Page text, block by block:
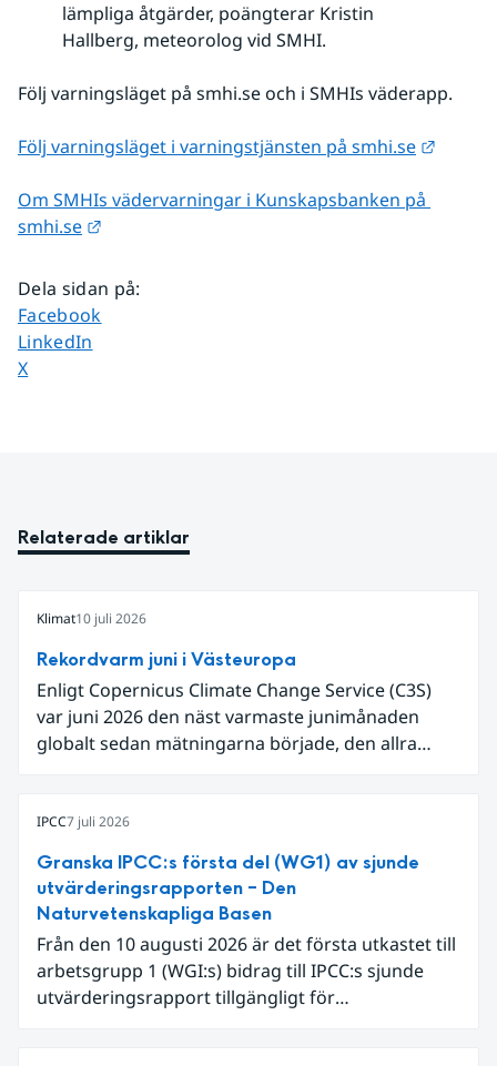
lämpliga åtgärder, poängterar Kristin
Hallberg, meteorolog vid SMHI.
Följ varningsläget på smhi.se och i SMHIs väderapp.
Följ varningsläget i varningstjänsten på smhi.se
Om SMHIs vädervarningar i Kunskapsbanken på
smhi.se
Dela sidan på:
Dela sidan på
Facebook
Dela sidan på
LinkedIn
Dela sidan på
X
Relaterade artiklar
Klimat10 juli 2026
Rekordvarm juni i Västeuropa
Enligt Copernicus Climate Change Service (C3S)
var juni 2026 den näst varmaste junimånaden
globalt sedan mätningarna började, den allra
begränsar oss till Västeuropa var det den allra
varmaste juni. Detta betingades till stor del av en
extrem hetta i slutet av månaden. Världshavens
ytvattentemperaturer var den högsta som
uppmätts för en juni månad, vilket ligger i fas med
en framväxande El Niño i Stilla havet.
IPCC7 juli 2026
Granska IPCC:s första del (WG1) av sjunde
utvärderingsrapporten – Den
Naturvetenskapliga Basen
Från den 10 augusti 2026 är det första utkastet till
arbetsgrupp 1 (WGI:s) bidrag till IPCC:s sjunde
utvärderingsrapport tillgängligt för